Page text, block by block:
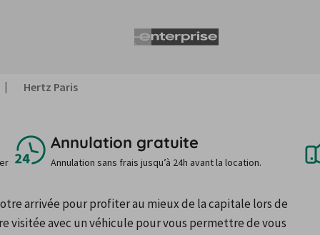
Hertz Paris
Annulation gratuite
Annulation sans frais jusqu’à 24h avant la location.
arrivée pour profiter au mieux de la capitale lors de
visitée avec un véhicule pour vous permettre de vous